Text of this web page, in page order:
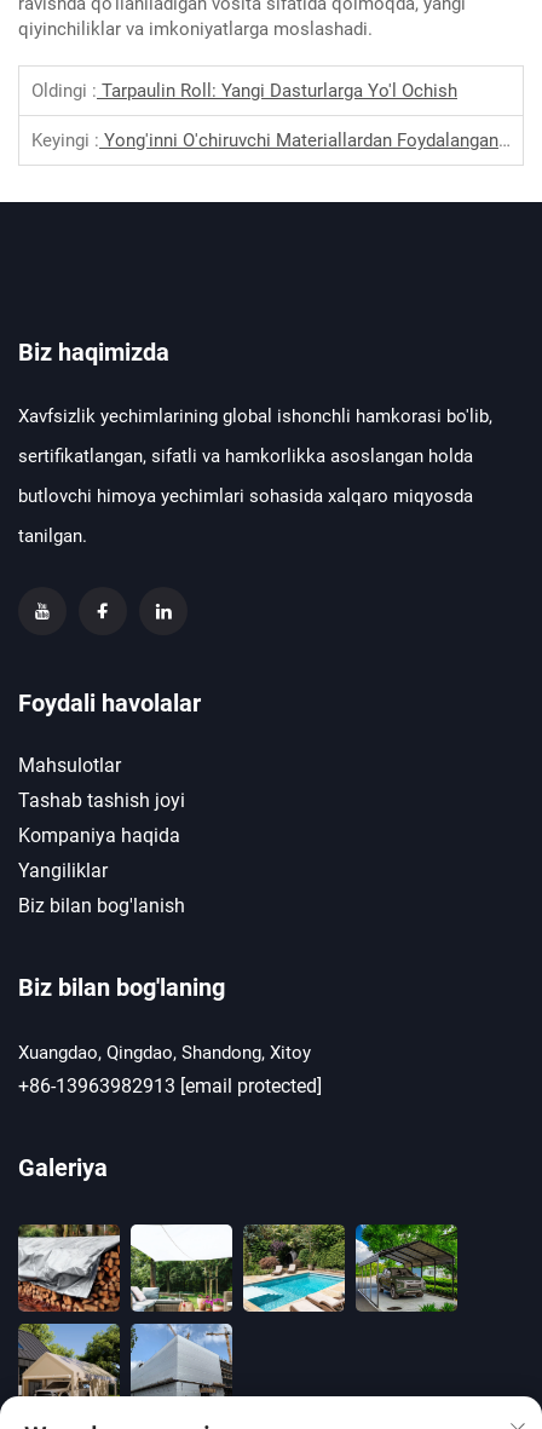
qiyinchiliklar va imkoniyatlarga moslashadi.
Oldingi : Tarpaulin Roll: Yangi Dasturlarga Yo'l Ochish
Keyingi : Yong'inni O'chiruvchi Materiallardan Foydalangan Holda Tashkil Etilgan Konstruktsiyalarning Kengaytirilgan Ishlatilishi
Biz haqimizda
Xavfsizlik yechimlarining global ishonchli hamkorasi bo'lib,
sertifikatlangan, sifatli va hamkorlikka asoslangan holda
butlovchi himoya yechimlari sohasida xalqaro miqyosda
tanilgan.
Foydali havolalar
Mahsulotlar
Tashab tashish joyi
Kompaniya haqida
Yangiliklar
Biz bilan bog'lanish
Biz bilan bog'laning
Xuangdao, Qingdao, Shandong, Xitoy
+86-13963982913 [email protected]
Galeriya